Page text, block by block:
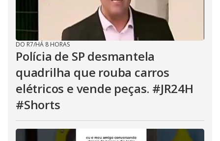
DO R7/HÁ 8 HORAS
Polícia de SP desmantela
quadrilha que rouba carros
elétricos e vende peças. #JR24H
#Shorts